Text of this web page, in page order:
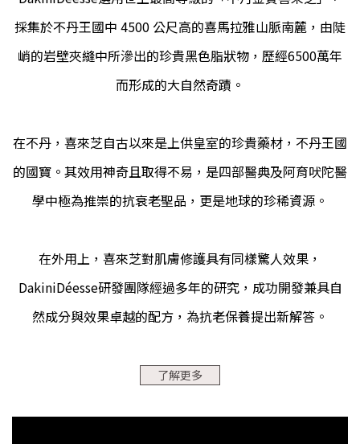
採集於不丹王國中 4500 公尺高的喜馬拉雅山脈南麓，由陡
峭的岩壁夾縫中所滲出的珍貴黑色脂狀物，歷經6500萬年
而形成的大自然奇蹟。
在不丹，喜來芝自古以來是上供皇室的珍貴藥材，不丹王國
的國寶。其效用神奇且取得不易，是四部醫典及阿育吠陀醫
學中極為推崇的抗衰老聖品，更是地球的珍稀資源。
在外用上， 喜來芝對肌膚修護具有同樣驚人效果，
DakiniDéesse研發團隊經過多年的研究，成功開發兼具自
然成分與效果卓越的配方，為抗老保養提出新解答。